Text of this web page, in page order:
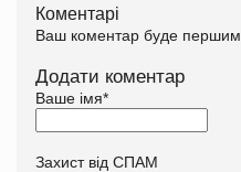
Коментарі
Ваш коментар буде першим.
Додати коментар
Ваше імя*
Захист від СПАМ